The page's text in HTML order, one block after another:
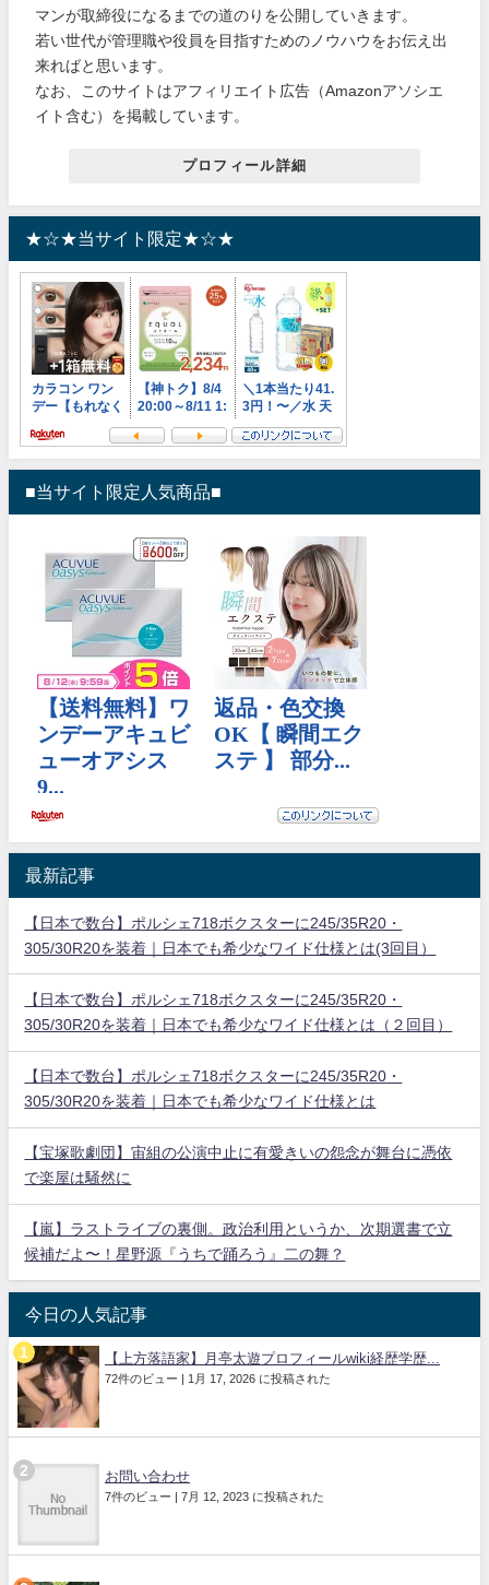
マンが取締役になるまでの道のりを公開していきます。
若い世代が管理職や役員を目指すためのノウハウをお伝え出
来ればと思います。
なお、このサイトはアフィリエイト広告（Amazonアソシエ
イト含む）を掲載しています。
プロフィール詳細
★☆★当サイト限定★☆★
■当サイト限定人気商品■
最新記事
【日本で数台】ポルシェ718ボクスターに245/35R20・
305/30R20を装着｜日本でも希少なワイド仕様とは(3回目）
【日本で数台】ポルシェ718ボクスターに245/35R20・
305/30R20を装着｜日本でも希少なワイド仕様とは（２回目）
【日本で数台】ポルシェ718ボクスターに245/35R20・
305/30R20を装着｜日本でも希少なワイド仕様とは
【宝塚歌劇団】宙組の公演中止に有愛きいの怨念が舞台に憑依
で楽屋は騒然に
【嵐】ラストライブの裏側。政治利用というか、次期選書で立
候補だよ〜！星野源『うちで踊ろう』二の舞？
今日の人気記事
【上方落語家】月亭太遊プロフィールwiki経歴学歴...
72件のビュー | 1月 17, 2026 に投稿された
お問い合わせ
7件のビュー | 7月 12, 2023 に投稿された